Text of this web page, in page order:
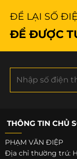
ĐỂ LẠI SỐ
ĐỂ ĐƯỢC
THÔNG TIN CHỦ
PHẠM VĂN ĐIỆP
Địa chỉ thường trú: